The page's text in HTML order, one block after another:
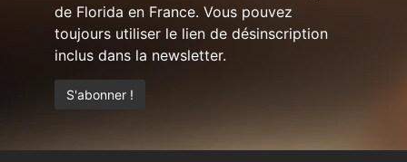
de Florida en France. Vous pouvez
toujours utiliser le lien de désinscription
inclus dans la newsletter.